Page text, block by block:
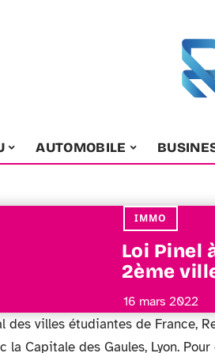
AUTOMOBILE
IMMO
Loi Pinel
2ème
16 mars 2022
des villes étudiantes de France,
la Capitale des Gaules, Lyon.